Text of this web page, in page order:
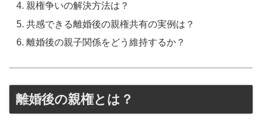
親権争いの解決方法は？
共感できる離婚後の親権共有の実例は？
離婚後の親子関係をどう維持するか？
離婚後の親権とは？